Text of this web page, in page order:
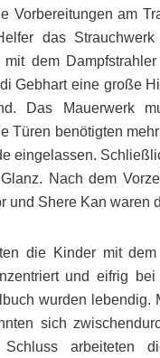
Vorbereitungen am
das
mit dem
Gebhart eine große
Das Mauerwerk
Türen benötigten
eingelassen.
Nach dem
und Shere Kan waren
die Kinder mit
und eifrig
wurden
sich
arbeiteten